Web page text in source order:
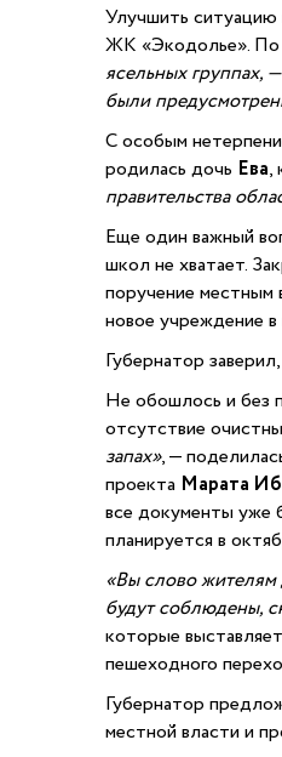
Улучшить ситуацию
ЖК «Экодолье». По
ясельных группах, —
были
С особым
родилась дочь Ева,
правительства
Еще один важный
школ не хватает.
поручение местным
новое учреждение
Губернатор
Не обошлось и без
отсутствие
запах», —
проекта Марата
все документы уже
планируется в
«Вы слово
будут соблюдены,
которые
пешеходного
Губернатор
местной власти и